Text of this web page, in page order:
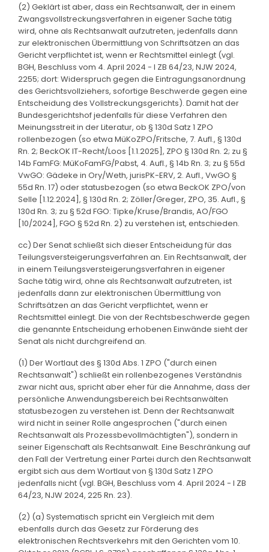
(2) Geklärt ist aber, dass ein Rechtsanwalt, der in einem
Zwangsvollstreckungsverfahren in eigener Sache tätig
wird, ohne als Rechtsanwalt aufzutreten, jedenfalls dann
zur elektronischen Übermittlung von Schriftsätzen an das
Gericht verpflichtet ist, wenn er Rechtsmittel einlegt (vgl.
BGH, Beschluss vom 4. April 2024 - I ZB 64/23, NJW 2024,
2255; dort: Widerspruch gegen die Eintragungsanordnung
des Gerichtsvollziehers, sofortige Beschwerde gegen eine
Entscheidung des Vollstreckungsgerichts). Damit hat der
Bundesgerichtshof jedenfalls für diese Verfahren den
Meinungsstreit in der Literatur, ob § 130d Satz 1 ZPO
rollenbezogen (so etwa MüKoZPO/Fritsche, 7. Aufl., § 130d
Rn. 2; BeckOK IT-Recht/Loos [1.1.2025], ZPO § 130d Rn. 2; zu §
14b FamFG: MüKoFamFG/Pabst, 4. Aufl., § 14b Rn. 3; zu § 55d
VwGO: Gädeke in Ory/Weth, jurisPK-ERV, 2. Aufl., VwGO §
55d Rn. 17) oder statusbezogen (so etwa BeckOK ZPO/von
Selle [1.12.2024], § 130d Rn. 2; Zöller/Greger, ZPO, 35. Aufl., §
130d Rn. 3; zu § 52d FGO: Tipke/Kruse/Brandis, AO/FGO
[10/2024], FGO § 52d Rn. 2) zu verstehen ist, entschieden.
cc) Der Senat schließt sich dieser Entscheidung für das
Teilungsversteigerungsverfahren an. Ein Rechtsanwalt, der
in einem Teilungsversteigerungsverfahren in eigener
Sache tätig wird, ohne als Rechtsanwalt aufzutreten, ist
jedenfalls dann zur elektronischen Übermittlung von
Schriftsätzen an das Gericht verpflichtet, wenn er
Rechtsmittel einlegt. Die von der Rechtsbeschwerde gegen
die genannte Entscheidung erhobenen Einwände sieht der
Senat als nicht durchgreifend an.
(1) Der Wortlaut des § 130d Abs. 1 ZPO ("durch einen
Rechtsanwalt") schließt ein rollenbezogenes Verständnis
zwar nicht aus, spricht aber eher für die Annahme, dass der
persönliche Anwendungsbereich bei Rechtsanwälten
statusbezogen zu verstehen ist. Denn der Rechtsanwalt
wird nicht in seiner Rolle angesprochen ("durch einen
Rechtsanwalt als Prozessbevollmächtigten"), sondern in
seiner Eigenschaft als Rechtsanwalt. Eine Beschränkung auf
den Fall der Vertretung einer Partei durch den Rechtsanwalt
ergibt sich aus dem Wortlaut von § 130d Satz 1 ZPO
jedenfalls nicht (vgl. BGH, Beschluss vom 4. April 2024 - I ZB
64/23, NJW 2024, 225 Rn. 23).
(2) (a) Systematisch spricht ein Vergleich mit dem
ebenfalls durch das Gesetz zur Förderung des
elektronischen Rechtsverkehrs mit den Gerichten vom 10.